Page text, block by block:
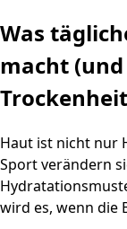
Was
macht
Haut ist nicht nur
Sport verändern
wird es, wenn die